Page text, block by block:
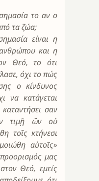
το αν ο
τα ζώα;
είναι η
και η
Θεό, το ότι
όχι το πώς
ο κίνδυνος
να κατάγεται
σαν
τιμῇ ὤν οὐ
τοῖς κτήνεσι
αὐτοῖς»
μας
Θεό, εμείς